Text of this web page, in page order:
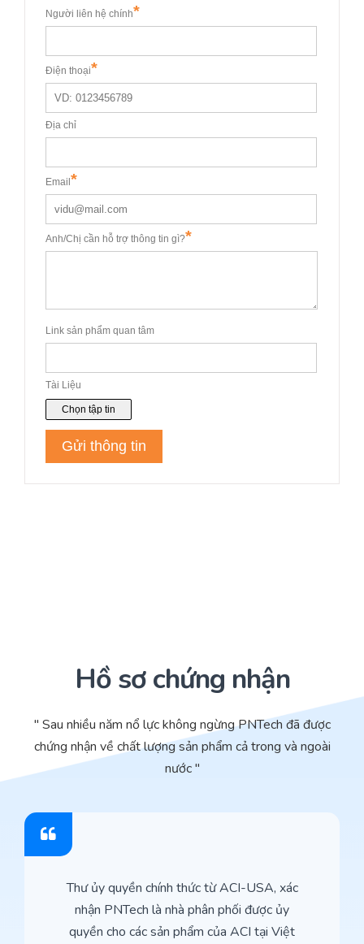
Hồ sơ chứng nhận
" Sau nhiều năm nổ lực không ngừng PNTech đã được
chứng nhận về chất lượng sản phẩm cả trong và ngoài
nước "
Thư ủy quyền chính thức từ ACI-USA, xác
nhận PNTech là nhà phân phối được ủy
quyền cho các sản phẩm của ACI tại Việt